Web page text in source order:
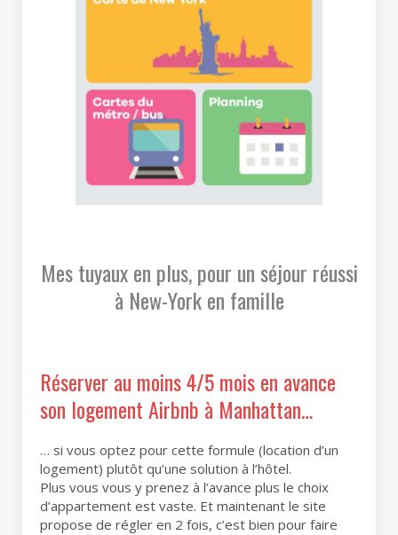
Mes tuyaux en plus, pour un séjour réussi
à New-York en famille
Réserver au moins 4/5 mois en avance
son logement Airbnb à Manhattan…
… si vous optez pour cette formule (location d’un
logement) plutôt qu’une solution à l’hôtel.
Plus vous vous y prenez à l’avance plus le choix
d’appartement est vaste. Et maintenant le site
propose de régler en 2 fois, c’est bien pour faire